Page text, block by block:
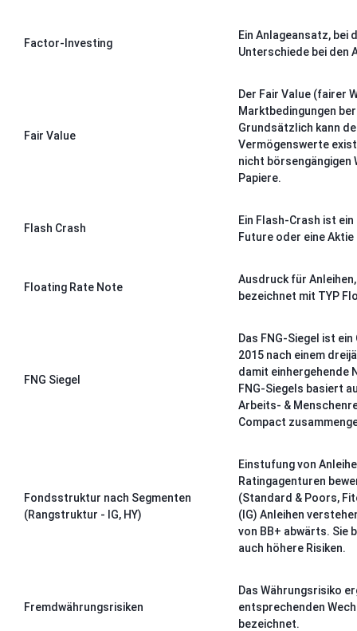
Factor-Investing
Ein Anlageansatz,
Unterschiede bei den
Fair Value
Der Fair Value (fairer
Marktbedingungen
Grundsätzlich kann
Vermögenswerte
nicht börsengängigen
Papiere.
Flash Crash
Ein Flash-Crash ist
Future oder eine
Floating Rate Note
Ausdruck für
bezeichnet mit TYP
FNG Siegel
Das FNG-Siegel ist
2015 nach einem
damit einhergehende
FNG-Siegels basiert
Arbeits- &
Compact
Fondsstruktur nach Segmenten
(Rangstruktur - IG, HY)
Einstufung von
Ratingagenturen
(Standard & Poors,
(IG) Anleihen
von BB+ abwärts. Sie
auch höhere Risiken.
Fremdwährungsrisiken
Das Währungsrisiko
entsprechenden
bezeichnet.